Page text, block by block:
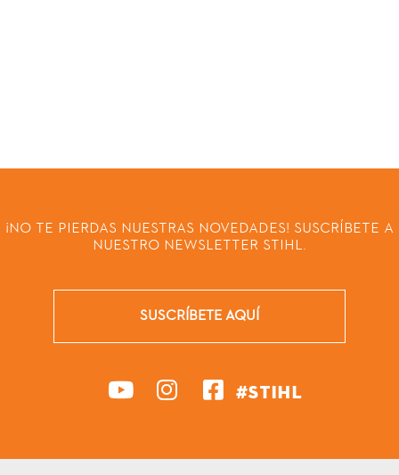
¡NO TE PIERDAS NUESTRAS NOVEDADES! SUSCRÍBETE A
NUESTRO NEWSLETTER STIHL.
SUSCRÍBETE AQUÍ
#STIHL